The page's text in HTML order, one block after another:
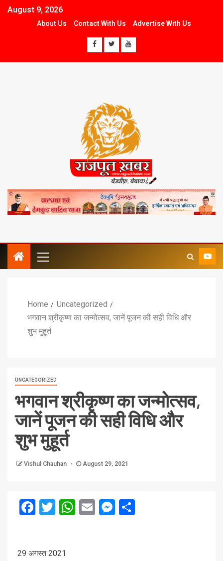
August 9, 2026
About Us Contact With Us Advertise With Us
Home
Uncategorized
भगवान श्रीकृष्ण का जन्‍मोत्‍सव, जानें पूजन की सही विधि और
शुभ मुहूर्त
UNCATEGORIZED
भगवान श्रीकृष्ण का जन्‍मोत्‍सव,
जानें पूजन की सही विधि और
शुभ मुहूर्त
Vishul Chauhan August 29, 2021
Facebook
Twitter
WhatsApp
EmailMessenger
29 अगस्त 2021